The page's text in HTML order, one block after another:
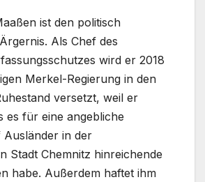
ist den politisch
Als Chef des
wird er 2018
Merkel-Regierung in den
versetzt, weil er
es für eine angebliche
Ausländer in der
Stadt Chemnitz hinreichende
habe. Außerdem haftet ihm